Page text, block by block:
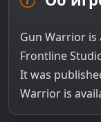
Gun Warrior is
Frontline
It was
Warrior is